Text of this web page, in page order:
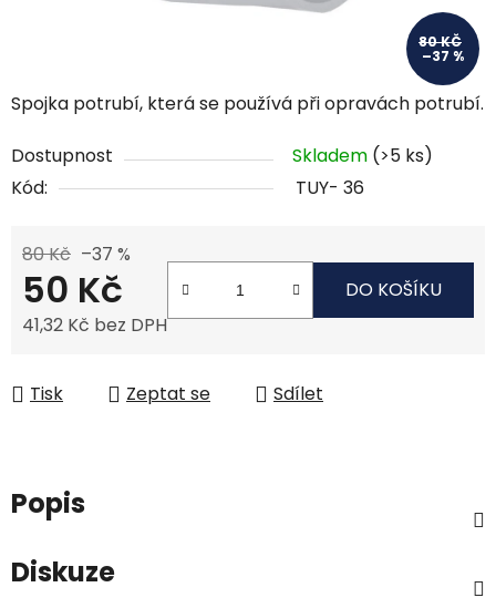
Spojka potrubí, která se používá při opravách potrubí.
Dostupnost Skladem (>5 ks)
Kód:
TUY- 36
80 Kč –37 %
50 Kč
41,32 Kč bez DPH
DO KOŠÍKU
Tisk Zeptat se Sdílet
80 KČ
–37 %
Popis
Diskuze